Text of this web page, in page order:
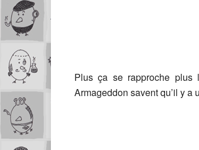
Plus ça se rapproche plus
Armageddon savent qu’il y a